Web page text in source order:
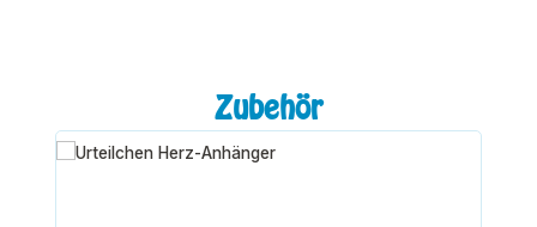
Produktgalerie überspringenZubehör